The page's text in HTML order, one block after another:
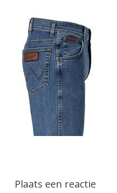
Plaats een reactie